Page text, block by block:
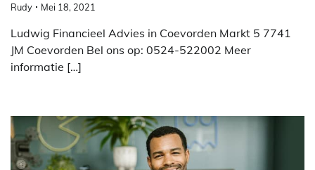
Rudy Mei 18, 2021
Ludwig Financieel Advies in Coevorden Markt 5 7741
JM Coevorden Bel ons op: 0524-522002 Meer
informatie […]